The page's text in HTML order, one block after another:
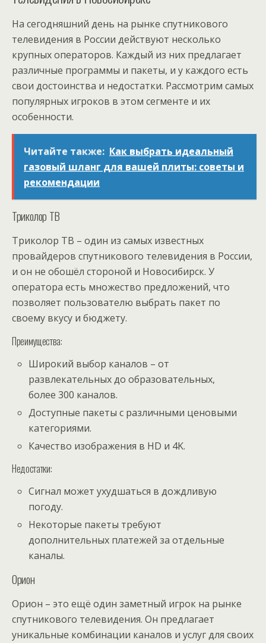
На сегодняшний день на рынке спутникового
телевидения в России действуют несколько
крупных операторов. Каждый из них предлагает
различные программы и пакеты, и у каждого есть
свои достоинства и недостатки. Рассмотрим самых
популярных игроков в этом сегменте и их
особенности.
Читайте также: Как выбрать идеальный
газовый шланг для вашей плиты: советы и
рекомендации
Триколор ТВ
Триколор ТВ – один из самых известных
провайдеров спутникового телевидения в России,
и он не обошёл стороной и Новосибирск. У
оператора есть множество предложений, что
позволяет пользователю выбрать пакет по
своему вкусу и бюджету.
Преимущества:
Широкий выбор каналов – от
развлекательных до образовательных,
более 300 каналов.
Доступные пакеты с различными ценовыми
категориями.
Качество изображения в HD и 4K.
Недостатки:
Сигнал может ухудшаться в дождливую
погоду.
Некоторые пакеты требуют
дополнительных платежей за отдельные
каналы.
Орион
Орион – это ещё один заметный игрок на рынке
спутникового телевидения. Он предлагает
уникальные комбинации каналов и услуг для своих